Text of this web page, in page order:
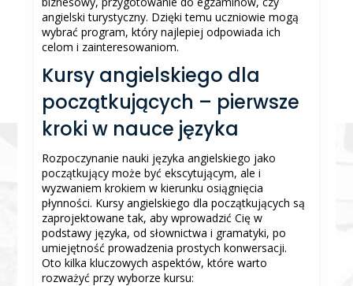
angielski turystyczny. Dzięki temu uczniowie mogą
wybrać program, który najlepiej odpowiada ich
celom i zainteresowaniom.
Kursy angielskiego dla
początkujących – pierwsze
kroki w nauce języka
Rozpoczynanie nauki języka angielskiego jako
początkujący może być ekscytującym, ale i
wyzwaniem krokiem w kierunku osiągnięcia
płynności. Kursy angielskiego dla początkujących są
zaprojektowane tak, aby wprowadzić Cię w
podstawy języka, od słownictwa i gramatyki, po
umiejętność prowadzenia prostych konwersacji.
Oto kilka kluczowych aspektów, które warto
rozważyć przy wyborze kursu: